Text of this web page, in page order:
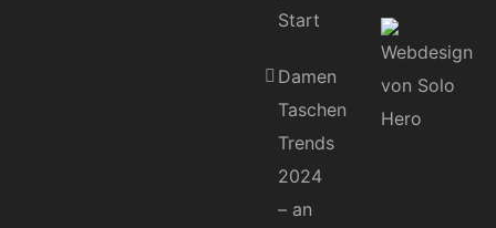
Start
Damen
Taschen
Trends
2024
– an